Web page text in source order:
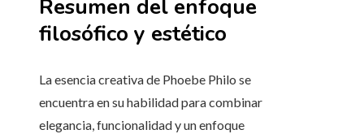
Resumen del enfoque
filosófico y estético
La esencia creativa de Phoebe Philo se
encuentra en su habilidad para combinar
elegancia, funcionalidad y un enfoque